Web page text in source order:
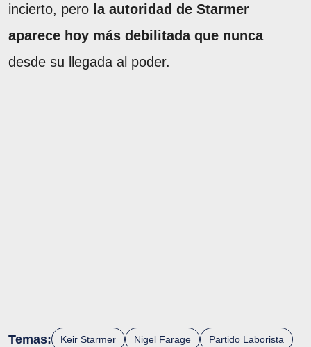
incierto, pero la autoridad de Starmer
aparece hoy más debilitada que nunca
desde su llegada al poder.
Temas: Keir Starmer Nigel Farage Partido Laborista